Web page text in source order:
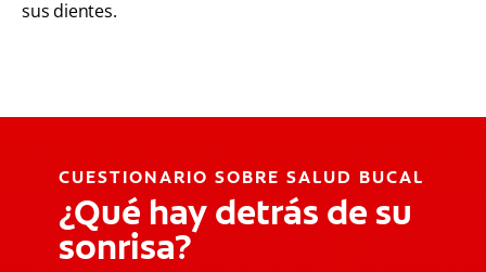
sus dientes.
CUESTIONARIO SOBRE SALUD BUCAL
¿Qué hay detrás de su
sonrisa?